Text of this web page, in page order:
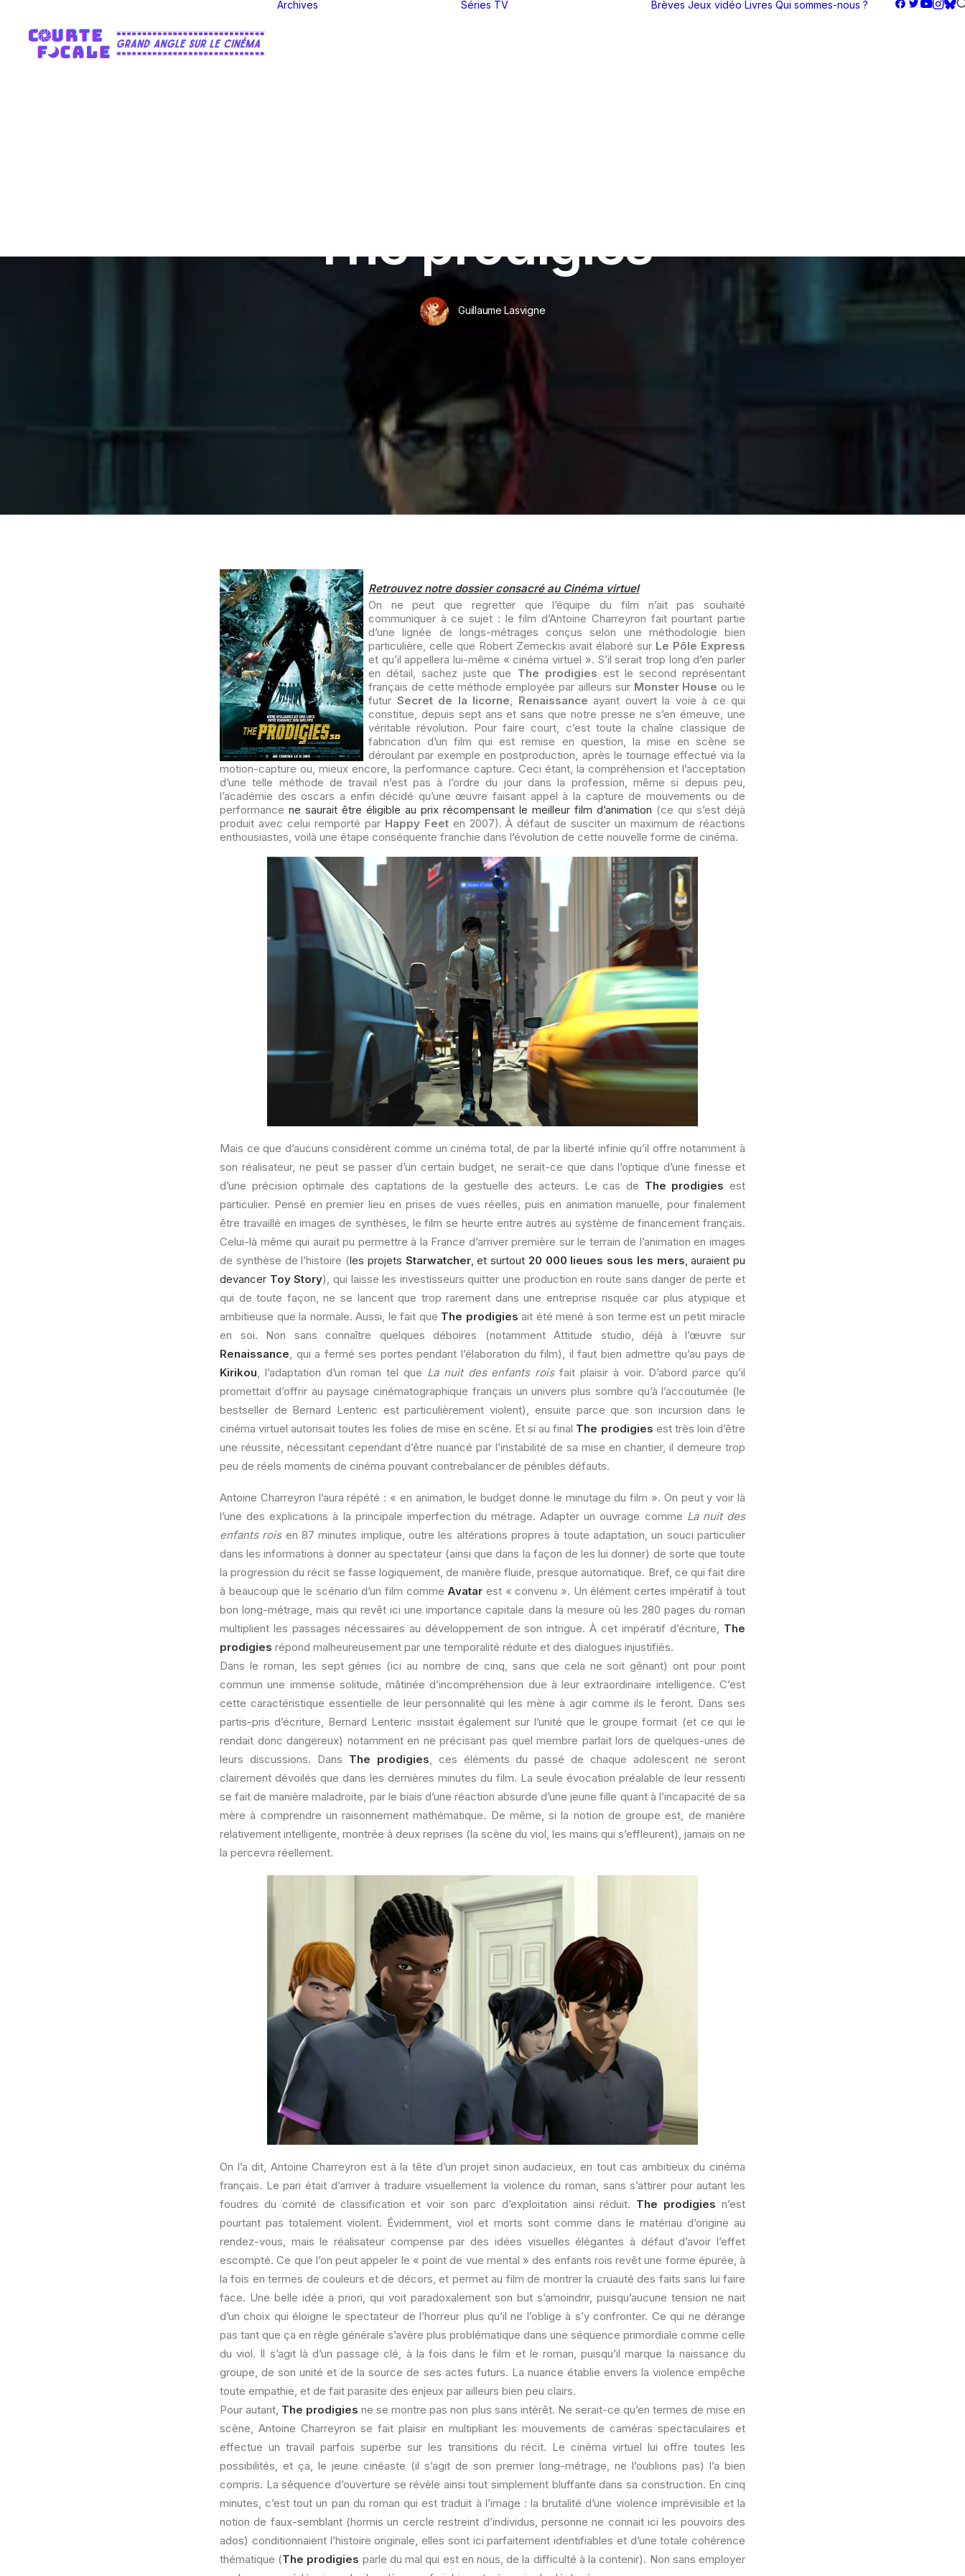
Archives Séries TV Brèves Jeux vidéo Livres Qui sommes-nous ?
The prodigies
Guillaume Lasvigne
Retrouvez notre dossier consacré au Cinéma virtuel
On ne peut que regretter que l’équipe du film n’ait pas souhaité
communiquer à ce sujet : le film d’Antoine Charreyron fait pourtant partie
d’une lignée de longs-métrages conçus selon une méthodologie bien
particulière, celle que Robert Zemeckis avait élaboré sur Le Pôle Express
et qu’il appellera lui-même « cinéma virtuel ». S’il serait trop long d’en parler
en détail, sachez juste que The prodigies est le second représentant
français de cette méthode employée par ailleurs sur Monster House ou le
futur Secret de la licorne, Renaissance ayant ouvert la voie à ce qui
constitue, depuis sept ans et sans que notre presse ne s’en émeuve, une
véritable révolution. Pour faire court, c’est toute la chaîne classique de
fabrication d’un film qui est remise en question, la mise en scène se
déroulant par exemple en postproduction, après le tournage effectué via la
motion-capture ou, mieux encore, la performance capture. Ceci étant, la compréhension et l’acceptation
d’une telle méthode de travail n’est pas à l’ordre du jour dans la profession, même si depuis peu,
l’académie des oscars a enfin décidé qu’une œuvre faisant appel à la capture de mouvements ou de
performance ne saurait être éligible au prix récompensant le meilleur film d’animation (ce qui s’est déjà
produit avec celui remporté par Happy Feeten 2007). À défaut de susciter un maximum de réactions
enthousiastes, voilà une étape conséquente franchie dans l’évolution de cette nouvelle forme de cinéma.
Mais ce que d’aucuns considèrent comme un cinéma total, de par la liberté infinie qu’il offre notamment à
son réalisateur, ne peut se passer d’un certain budget, ne serait-ce que dans l’optique d’une finesse et
d’une précision optimale des captations de la gestuelle des acteurs. Le cas de The prodigies est
particulier. Pensé en premier lieu en prises de vues réelles, puis en animation manuelle, pour finalement
être travaillé en images de synthèses, le film se heurte entre autres au système de financement français.
Celui-là même qui aurait pu permettre à la France d’arriver première sur le terrain de l’animation en images
de synthèse de l’histoire (les projets Starwatcher, et surtout 20 000 lieues sous les mers, auraient pu
devancer Toy Story), qui laisse les investisseurs quitter une production en route sans danger de perte et
qui de toute façon, ne se lancent que trop rarement dans une entreprise risquée car plus atypique et
ambitieuse que la normale. Aussi, le fait que The prodigies ait été mené à son terme est un petit miracle
en soi. Non sans connaître quelques déboires (notamment Attitude studio, déjà à l’œuvre sur
Renaissance, qui a fermé ses portes pendant l’élaboration du film), il faut bien admettre qu’au pays de
Kirikou, l’adaptation d’un roman tel que La nuit des enfants roisfait plaisir à voir. D’abord parce qu’il
promettait d’offrir au paysage cinématographique français un univers plus sombre qu’à l’accoutumée (le
bestseller de Bernard Lenteric est particulièrement violent), ensuite parce que son incursion dans le
cinéma virtuel autorisait toutes les folies de mise en scène. Et si au final The prodigies est très loin d’être
une réussite, nécessitant cependant d’être nuancé par l’instabilité de sa mise en chantier, il demeure trop
peu de réels moments de cinéma pouvant contrebalancer de pénibles défauts.
Antoine Charreyron l’aura répété : « en animation, le budget donne le minutage du film ». On peut y voir là
l’une des explications à la principale imperfection du métrage. Adapter un ouvrage comme La nuit des
enfants roisen 87 minutes implique, outre les altérations propres à toute adaptation, un souci particulier
dans les informations à donner au spectateur (ainsi que dans la façon de les lui donner) de sorte que toute
la progression du récit se fasse logiquement, de manière fluide, presque automatique. Bref, ce qui fait dire
à beaucoup que le scénario d’un film comme Avatar est « convenu ». Un élément certes impératif à tout
bon long-métrage, mais qui revêt ici une importance capitale dans la mesure où les 280 pages du roman
multiplient les passages nécessaires au développement de son intrigue. À cet impératif d’écriture, The
prodigies répond malheureusement par une temporalité réduite et des dialogues injustifiés.
Dans le roman, les sept génies (ici au nombre de cinq, sans que cela ne soit gênant) ont pour point
commun une immense solitude, mâtinée d’incompréhension due à leur extraordinaire intelligence. C’est
cette caractéristique essentielle de leur personnalité qui les mène à agir comme ils le feront. Dans ses
partis-pris d’écriture, Bernard Lenteric insistait également sur l’unité que le groupe formait (et ce qui le
rendait donc dangereux) notamment en ne précisant pas quel membre parlait lors de quelques-unes de
leurs discussions. Dans The prodigies, ces éléments du passé de chaque adolescent ne seront
clairement dévoilés que dans les dernières minutes du film. La seule évocation préalable de leur ressenti
se fait de manière maladroite, par le biais d’une réaction absurde d’une jeune fille quant à l’incapacité de sa
mère à comprendre un raisonnement mathématique. De même, si la notion de groupe est, de manière
relativement intelligente, montrée à deux reprises (la scène du viol, les mains qui s’effleurent), jamais on ne
la percevra réellement.
On l’a dit, Antoine Charreyron est à la tête d’un projet sinon audacieux, en tout cas ambitieux du cinéma
français. Le pari était d’arriver à traduire visuellement la violence du roman, sans s’attirer pour autant les
foudres du comité de classification et voir son parc d’exploitation ainsi réduit. The prodigies n’est
pourtant pas totalement violent. Évidemment, viol et morts sont comme dans le matériau d’origine au
rendez-vous, mais le réalisateur compense par des idées visuelles élégantes à défaut d’avoir l’effet
escompté. Ce que l’on peut appeler le « point de vue mental » des enfants rois revêt une forme épurée, à
la fois en termes de couleurs et de décors, et permet au film de montrer la cruauté des faits sans lui faire
face. Une belle idée a priori, qui voit paradoxalement son but s’amoindrir, puisqu’aucune tension ne nait
d’un choix qui éloigne le spectateur de l’horreur plus qu’il ne l’oblige à s’y confronter. Ce qui ne dérange
pas tant que ça en règle générale s’avère plus problématique dans une séquence primordiale comme celle
du viol. Il s’agit là d’un passage clé, à la fois dans le film et le roman, puisqu’il marque la naissance du
groupe, de son unité et de la source de ses actes futurs. La nuance établie envers la violence empêche
toute empathie, et de fait parasite des enjeux par ailleurs bien peu clairs.
Pour autant, The prodigies ne se montre pas non plus sans intérêt. Ne serait-ce qu’en termes de mise en
scène, Antoine Charreyron se fait plaisir en multipliant les mouvements de caméras spectaculaires et
effectue un travail parfois superbe sur les transitions du récit. Le cinéma virtuel lui offre toutes les
possibilités, et ça, le jeune cinéaste (il s’agit de son premier long-métrage, ne l’oublions pas) l’a bien
compris. La séquence d’ouverture se révèle ainsi tout simplement bluffante dans sa construction. En cinq
minutes, c’est tout un pan du roman qui est traduit à l’image : la brutalité d’une violence imprévisible et la
notion de faux-semblant (hormis un cercle restreint d’individus, personne ne connait ici les pouvoirs des
ados) conditionnaient l’histoire originale, elles sont ici parfaitement identifiables et d’une totale cohérence
thématique (The prodigies parle du mal qui est en nous, de la difficulté à la contenir). Non sans employer